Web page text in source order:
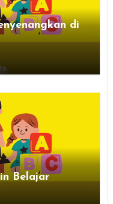
di
Belajar